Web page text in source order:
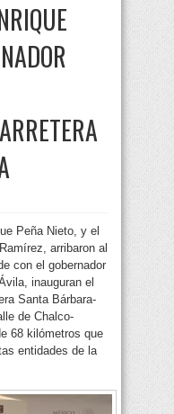
Peña Nieto, y el
arribaron al
con el gobernador
inauguran el
Santa Bárbara-
de Chalco-
68 kilómetros que
entidades de la